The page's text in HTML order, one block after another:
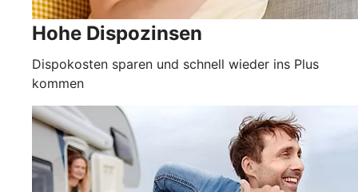
Hohe Dispozinsen
Dispokosten sparen und schnell wieder ins Plus
kommen